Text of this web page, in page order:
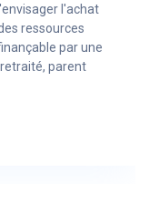
l'achat
ressources
par une
parent